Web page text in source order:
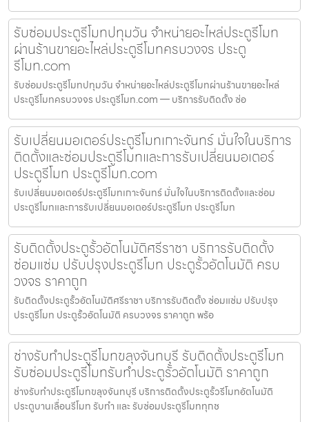
รับซ่อมประตูรีโมทปทุมวัน จำหน่ายอะไหล่ประตูรีโมท
ผ่านร้านขายอะไหล่ประตูรีโมทครบวงจร ประตู
รีโมท.com
รับซ่อมประตูรีโมทปทุมวัน จำหน่ายอะไหล่ประตูรีโมทผ่านร้านขายอะไหล่
ประตูรีโมทครบวงจร ประตูรีโมท.com — บริการรับติดตั้ง ซ่อ
รับเปลี่ยนมอเตอร์ประตูรีโมทเกาะจันทร์ มั่นใจในบริการ
ติดตั้งและซ่อมประตูรีโมทและการรับเปลี่ยนมอเตอร์
ประตูรีโมท ประตูรีโมท.com
รับเปลี่ยนมอเตอร์ประตูรีโมทเกาะจันทร์ มั่นใจในบริการติดตั้งและซ่อม
ประตูรีโมทและการรับเปลี่ยนมอเตอร์ประตูรีโมท ประตูรีโมท
รับติดตั้งประตูรั้วอัตโนมัติศรีราชา บริการรับติดตั้ง
ซ่อมแซ่ม ปรับปรุงประตูรีโมท ประตูรั้วอัตโนมัติ ครบ
วงจร ราคาถูก
รับติดตั้งประตูรั้วอัตโนมัติศรีราชา บริการรับติดตั้ง ซ่อมแซ่ม ปรับปรุง
ประตูรีโมท ประตูรั้วอัตโนมัติ ครบวงจร ราคาถูก พร้อ
ช่างรับทำประตูรีโมทขลุงจันทบุรี รับติดตั้งประตูรีโมท
รับซ่อมประตูรีโมทรับทำประตูรั้วอัตโนมัติ ราคาถูก
ช่างรับทำประตูรีโมทขลุงจันทบุรี บริการติดตั้งประตูรั้วรีโมทอัตโนมัติ
ประตูบานเลื่อนรีโมท รับทำ และ รับซ่อมประตูรีโมททุกช